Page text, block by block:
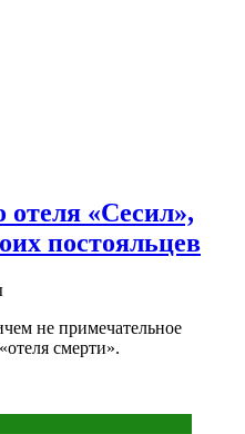
отеля «Сесил»,
постояльцев
не примечательное
смерти».